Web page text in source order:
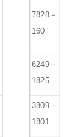
7828－
160
6249－
1825
3809－
1801